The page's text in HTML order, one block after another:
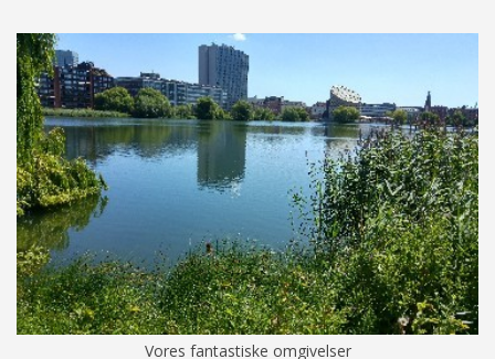
Vores fantastiske omgivelser